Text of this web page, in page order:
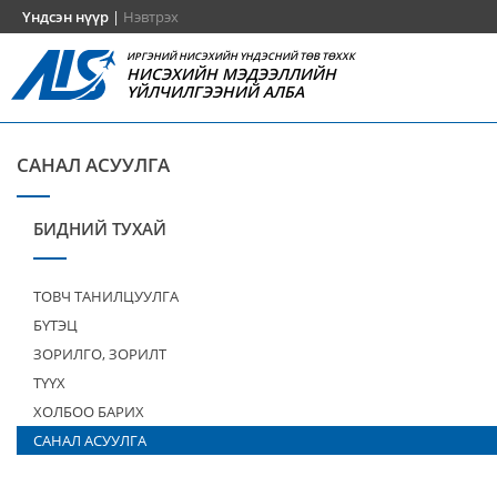
Үндсэн нүүр | Нэвтрэх
ИРГЭНИЙ НИСЭХИЙН ҮНДЭСНИЙ ТӨВ ТӨХХК
НИСЭХИЙН МЭДЭЭЛЛИЙН
ҮЙЛЧИЛГЭЭНИЙ АЛБА
САНАЛ АСУУЛГА
БИДНИЙ ТУХАЙ
ТОВЧ ТАНИЛЦУУЛГА
БҮТЭЦ
ЗОРИЛГО, ЗОРИЛТ
ТҮҮХ
ХОЛБОО БАРИХ
САНАЛ АСУУЛГА